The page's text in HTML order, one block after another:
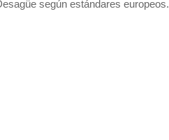
según estándares europeos.